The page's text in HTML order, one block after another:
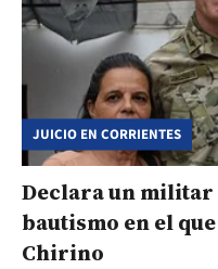
JUICIO EN CORRIENTES
Declara un
bautismo en el
Chirino